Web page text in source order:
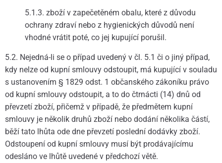
5.1.3. zboží v zapečetěném obalu, které z důvodu
ochrany zdraví nebo z hygienických důvodů není
vhodné vrátit poté, co jej kupující porušil.
5.2. Nejedná-li se o případ uvedený v čl. 5.1 či o jiný případ,
kdy nelze od kupní smlouvy odstoupit, má kupující v souladu
s ustanovením § 1829 odst. 1 občanského zákoníku právo
od kupní smlouvy odstoupit, a to do čtrnácti (14) dnů od
převzetí zboží, přičemž v případě, že předmětem kupní
smlouvy je několik druhů zboží nebo dodání několika částí,
běží tato lhůta ode dne převzetí poslední dodávky zboží.
Odstoupení od kupní smlouvy musí být prodávajícímu
odesláno ve lhůtě uvedené v předchozí větě.